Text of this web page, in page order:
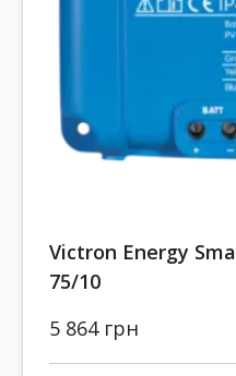
Victron Energy
75/10
5 864 грн